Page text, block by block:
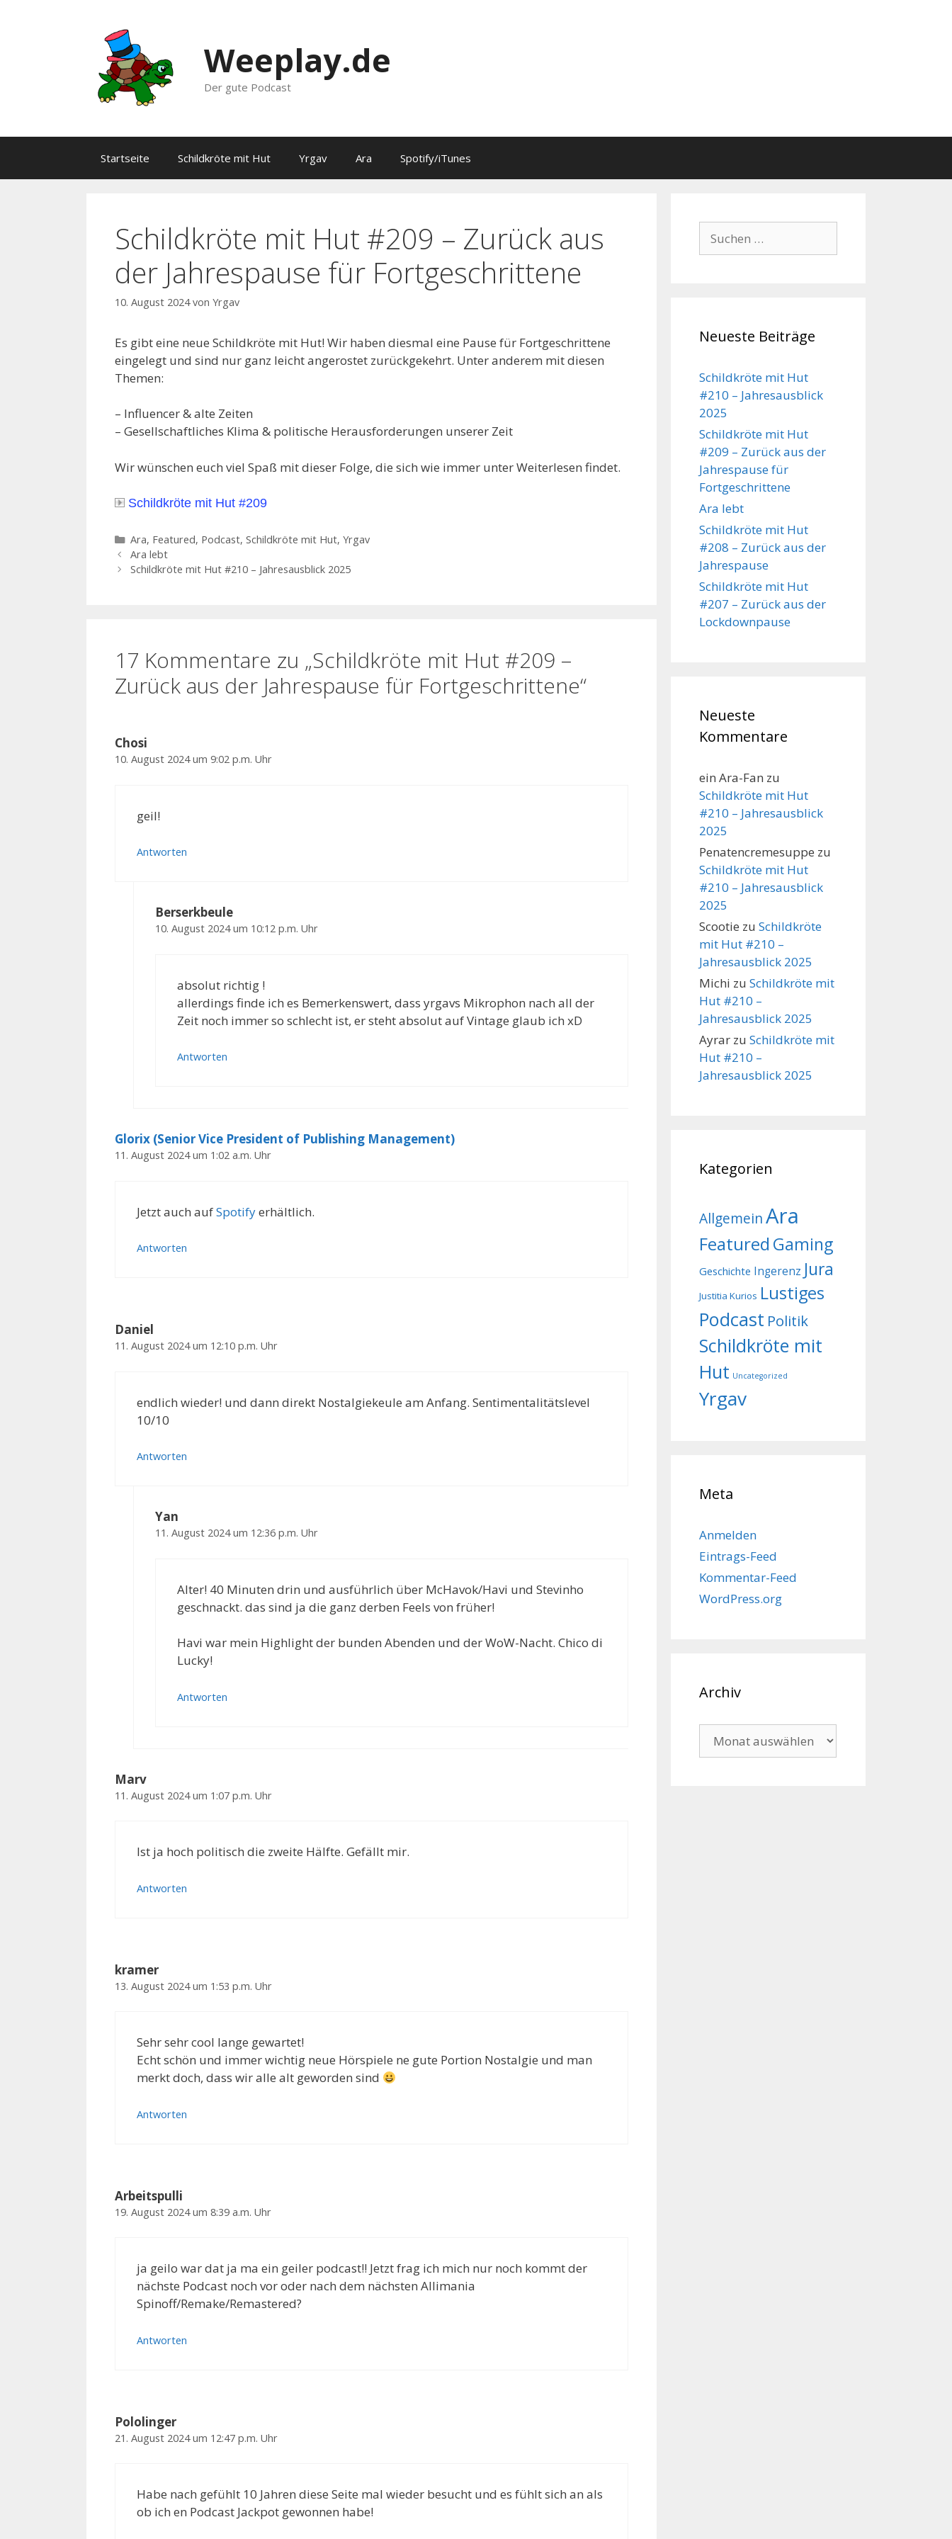
Weeplay.de
Der gute Podcast
Startseite Schildkröte mit Hut Yrgav Ara Spotify/iTunes
Schildkröte mit Hut #209 – Zurück aus
der Jahrespause für Fortgeschrittene
10. August 2024 von Yrgav
Es gibt eine neue Schildkröte mit Hut! Wir haben diesmal eine Pause für Fortgeschrittene
eingelegt und sind nur ganz leicht angerostet zurückgekehrt. Unter anderem mit diesen
Themen:
– Influencer & alte Zeiten
– Gesellschaftliches Klima & politische Herausforderungen unserer Zeit
Wir wünschen euch viel Spaß mit dieser Folge, die sich wie immer unter Weiterlesen findet.
Schildkröte mit Hut #209
Kategorien
Ara, Featured, Podcast, Schildkröte mit Hut, Yrgav
Ara lebt
Schildkröte mit Hut #210 – Jahresausblick 2025
17 Kommentare zu „Schildkröte mit Hut #209 –
Zurück aus der Jahrespause für Fortgeschrittene“
Chosi
10. August 2024 um 9:02 p.m. Uhr
geil!
Antworten
Berserkbeule
10. August 2024 um 10:12 p.m. Uhr
absolut richtig !
allerdings finde ich es Bemerkenswert, dass yrgavs Mikrophon nach all der
Zeit noch immer so schlecht ist, er steht absolut auf Vintage glaub ich xD
Antworten
Glorix (Senior Vice President of Publishing Management)
11. August 2024 um 1:02 a.m. Uhr
Jetzt auch aufSpotifyerhältlich.
Antworten
Daniel
11. August 2024 um 12:10 p.m. Uhr
endlich wieder! und dann direkt Nostalgiekeule am Anfang. Sentimentalitätslevel
10/10
Antworten
Yan
11. August 2024 um 12:36 p.m. Uhr
Alter! 40 Minuten drin und ausführlich über McHavok/Havi und Stevinho
geschnackt. das sind ja die ganz derben Feels von früher!
Havi war mein Highlight der bunden Abenden und der WoW-Nacht. Chico di
Lucky!
Antworten
Marv
11. August 2024 um 1:07 p.m. Uhr
Ist ja hoch politisch die zweite Hälfte. Gefällt mir.
Antworten
kramer
13. August 2024 um 1:53 p.m. Uhr
Sehr sehr cool lange gewartet!
Echt schön und immer wichtig neue Hörspiele ne gute Portion Nostalgie und man
merkt doch, dass wir alle alt geworden sind
Antworten
Arbeitspulli
19. August 2024 um 8:39 a.m. Uhr
ja geilo war dat ja ma ein geiler podcast!! Jetzt frag ich mich nur noch kommt der
nächste Podcast noch vor oder nach dem nächsten Allimania
Spinoff/Remake/Remastered?
Antworten
Pololinger
21. August 2024 um 12:47 p.m. Uhr
Habe nach gefühlt 10 Jahren diese Seite mal wieder besucht und es fühlt sich an als
ob ich en Podcast Jackpot gewonnen habe!
nach:
Neueste Beiträge
Schildkröte mit Hut
#210 – Jahresausblick
2025
Schildkröte mit Hut
#209 – Zurück aus der
Jahrespause für
Fortgeschrittene
Ara lebt
Schildkröte mit Hut
#208 – Zurück aus der
Jahrespause
Schildkröte mit Hut
#207 – Zurück aus der
Lockdownpause
Neueste
Kommentare
ein Ara-Fan zu
Schildkröte mit Hut
#210 – Jahresausblick
2025
Penatencremesuppe zu
Schildkröte mit Hut
#210 – Jahresausblick
2025
Scootie zu Schildkröte
mit Hut #210 –
Jahresausblick 2025
Michi zu Schildkröte mit
Hut #210 –
Jahresausblick 2025
Ayrar zu Schildkröte mit
Hut #210 –
Jahresausblick 2025
Kategorien
AllgemeinAra
Featured Gaming
Geschichte Ingerenz Jura
Justitia Kurios Lustiges
Podcast Politik
Schildkröte mit
Hut Uncategorized
Yrgav
Meta
Anmelden
Eintrags-Feed
Kommentar-Feed
WordPress.org
Archiv